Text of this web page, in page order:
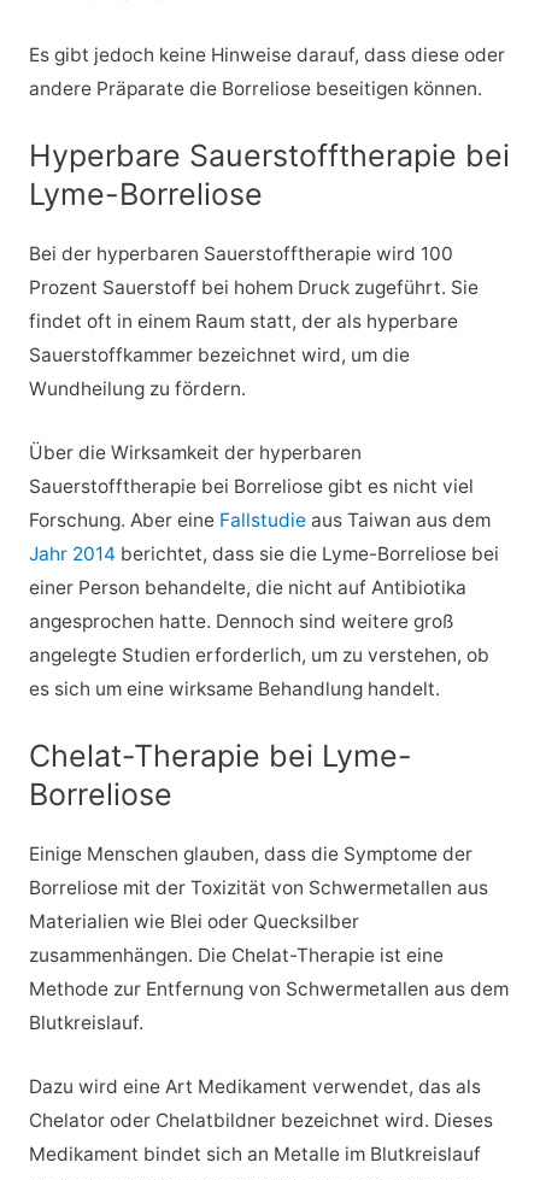
Es gibt jedoch keine Hinweise darauf, dass diese oder
andere Präparate die Borreliose beseitigen können.
Hyperbare Sauerstofftherapie bei
Lyme-Borreliose
Bei der hyperbaren Sauerstofftherapie wird 100
Prozent Sauerstoff bei hohem Druck zugeführt. Sie
findet oft in einem Raum statt, der als hyperbare
Sauerstoffkammer bezeichnet wird, um die
Wundheilung zu fördern.
Über die Wirksamkeit der hyperbaren
Sauerstofftherapie bei Borreliose gibt es nicht viel
Forschung. Aber eine Fallstudieaus Taiwan aus dem
Jahr 2014 berichtet, dass sie die Lyme-Borreliose bei
einer Person behandelte, die nicht auf Antibiotika
angesprochen hatte. Dennoch sind weitere groß
angelegte Studien erforderlich, um zu verstehen, ob
es sich um eine wirksame Behandlung handelt.
Chelat-Therapie bei Lyme-
Borreliose
Einige Menschen glauben, dass die Symptome der
Borreliose mit der Toxizität von Schwermetallen aus
Materialien wie Blei oder Quecksilber
zusammenhängen. Die Chelat-Therapie ist eine
Methode zur Entfernung von Schwermetallen aus dem
Blutkreislauf.
Dazu wird eine Art Medikament verwendet, das als
Chelator oder Chelatbildner bezeichnet wird. Dieses
Medikament bindet sich an Metalle im Blutkreislauf